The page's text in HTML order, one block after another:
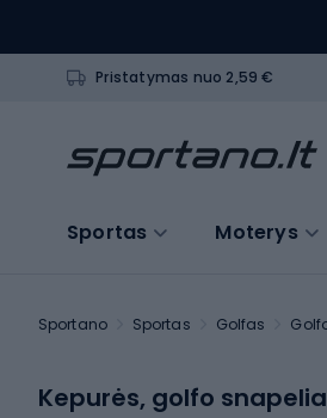
Pristatymas nuo 2,59 €
Sportas Moterys
Sportano Sportas Golfas
Kepurės, golfo